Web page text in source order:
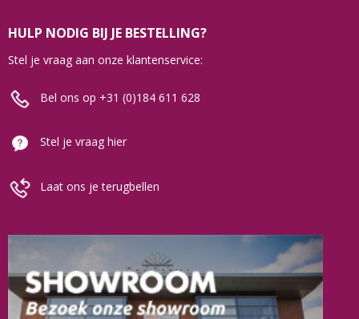
HULP NODIG BIJ JE BESTELLING?
Stel je vraag aan onze klantenservice:
Bel ons op +31 (0)184 611 628
Stel je vraag hier
Laat ons je terugbellen